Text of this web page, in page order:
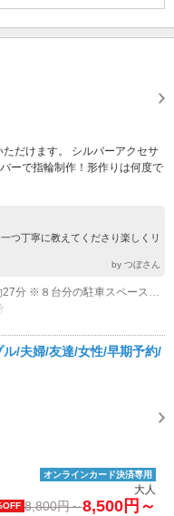
だけます。 シルバーアクセサ
ーで指輪制作！形作りは何度で
つ丁寧に教えてくださり楽しくリ
by つぼさん
～12:00 ②13:00～15:00
専用駐車場あり（無料）8台 お車は斜め向かいの【軽井沢ブライダル情報センター】のお停めください
/夫婦/友達/女性/早期予約/
オンラインカード決済専用
大人
8,800円～8,500円～